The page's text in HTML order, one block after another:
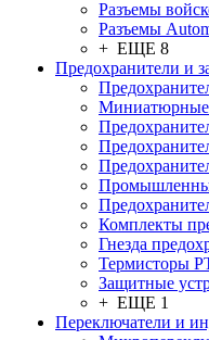
Разъемы
Разъeмы
+ ЕЩЕ 8
Предохранители и
Миниатюрные
Комплекты
Гнезда
Термисторы
Защитные
+ ЕЩЕ 1
Переключатели и